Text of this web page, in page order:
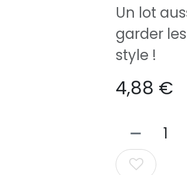
Un lot
garder
style !
4,88 €